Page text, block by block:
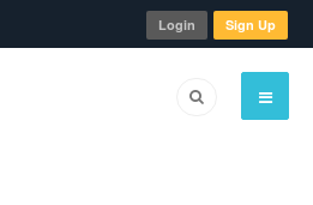
Login Sign Up